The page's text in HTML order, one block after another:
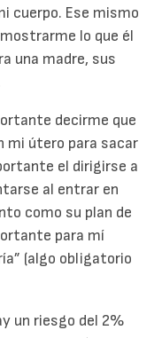
cuerpo. Ese mismo
lo que él
una madre, sus
decirme que
mi útero para sacar
el dirigirse a
al entrar en
como su plan de
para mí
(algo obligatorio
un riesgo del 2%